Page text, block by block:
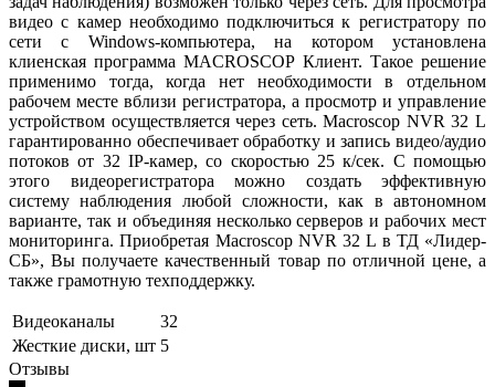
видео с камер необходимо подключиться к регистратору по
сети с Windows-компьютера, на котором установлена
клиенская программа MACROSCOP Клиент. Такое решение
применимо тогда, когда нет необходимости в отдельном
рабочем месте вблизи регистратора, а просмотр и управление
устройством осуществляется через сеть. Macroscop NVR 32 L
гарантированно обеспечивает обработку и запись видео/аудио
потоков от 32 IP-камер, со скоростью 25 к/сек. С помощью
этого видеорегистратора можно создать эффективную
систему наблюдения любой сложности, как в автономном
варианте, так и объединяя несколько серверов и рабочих мест
мониторинга. Приобретая Macroscop NVR 32 L в ТД «Лидер-
СБ», Вы получаете качественный товар по отличной цене, а
также грамотную техподдержку.
Видеоканалы
32
Жесткие диски, шт 5
Отзывы